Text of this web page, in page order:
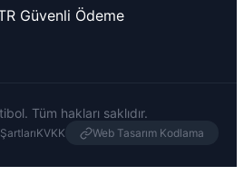
Tüm hakları saklıdır.
KVKK Web Tasarım Kodlama